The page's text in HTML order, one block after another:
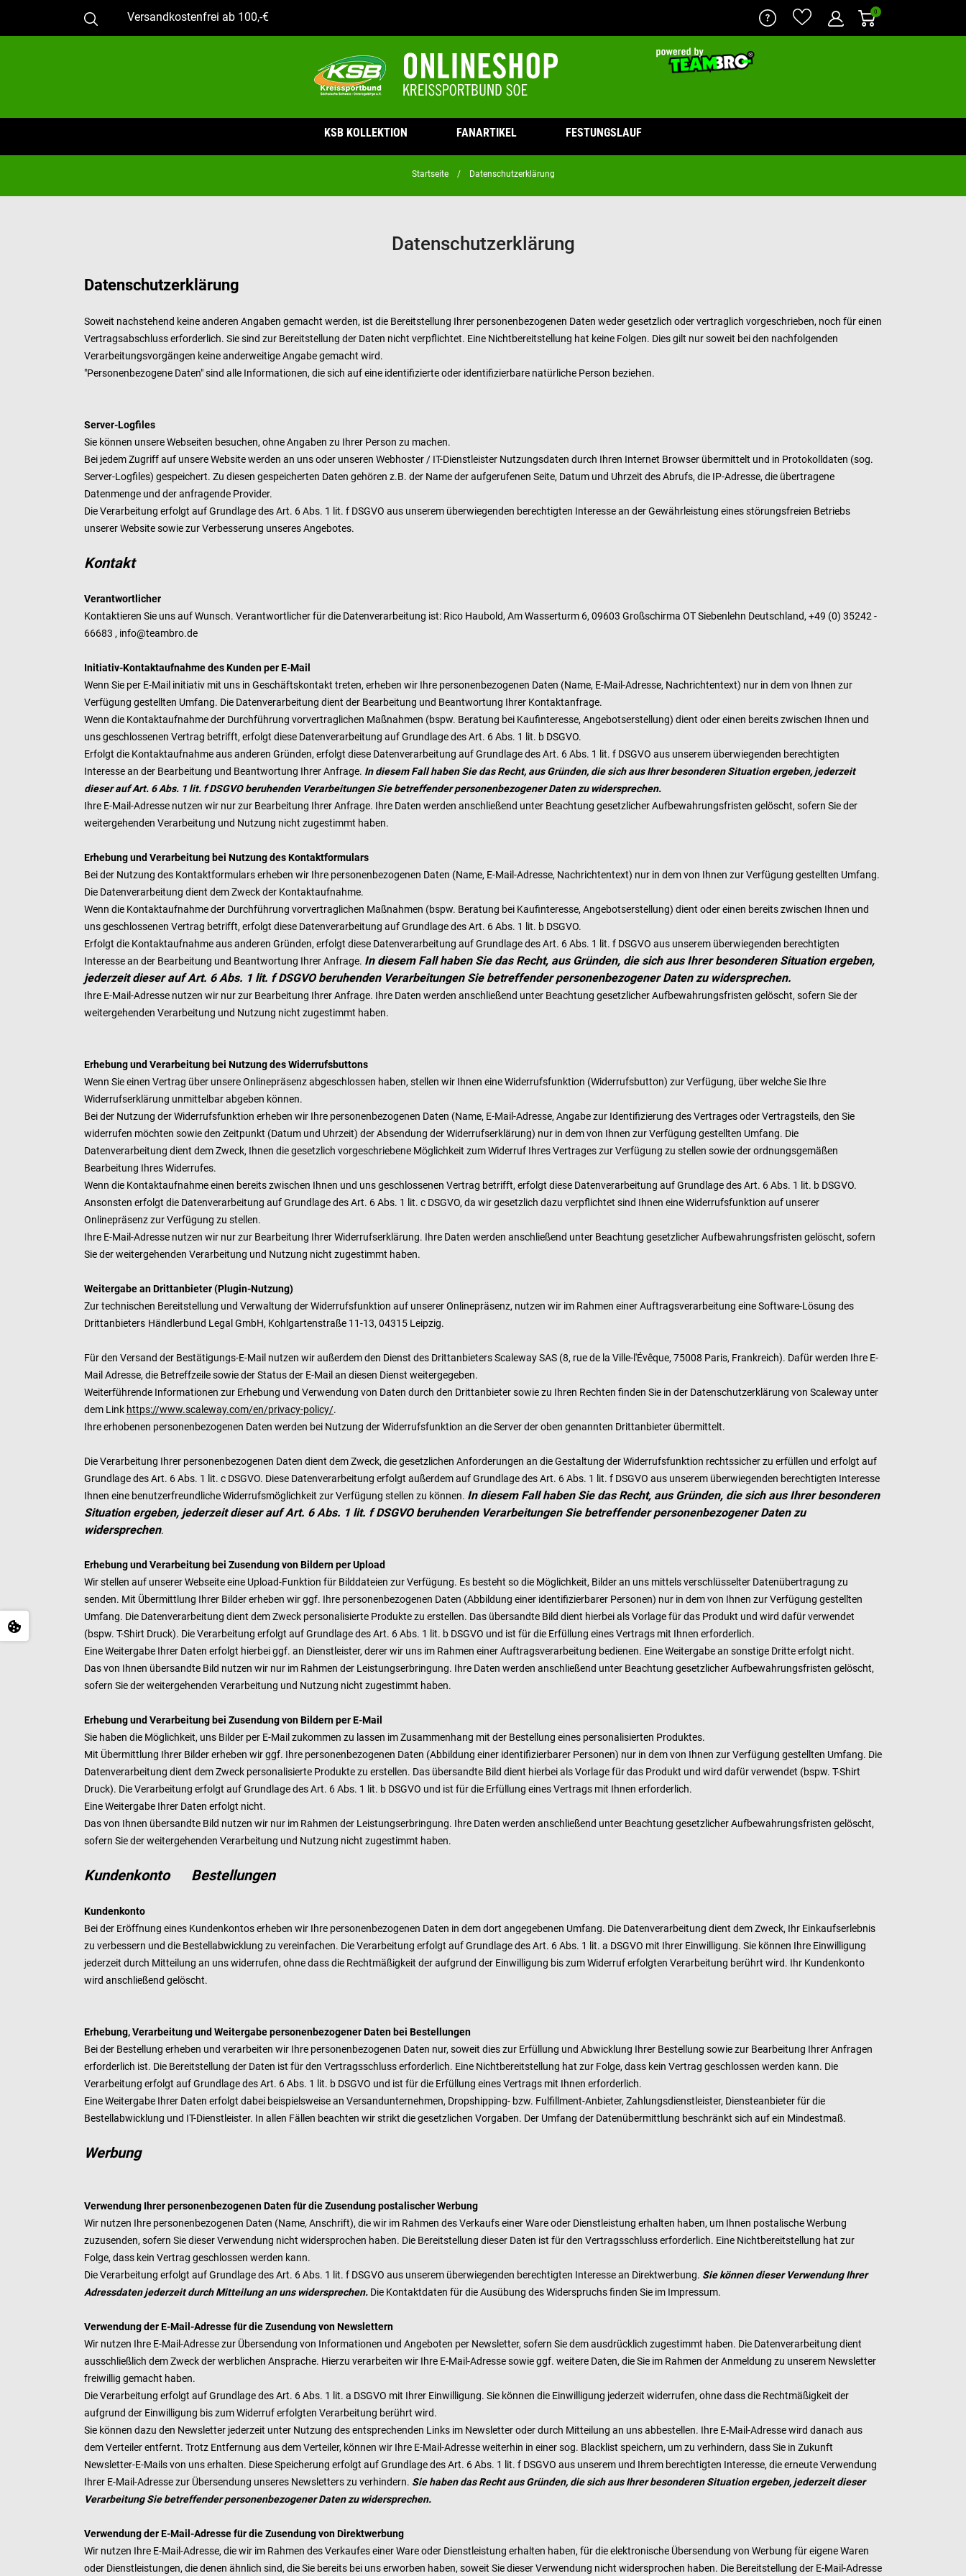
Versandkostenfrei ab 100,-€ 0
KSB KOLLEKTION FANARTIKEL FESTUNGSLAUF
Startseite Datenschutzerklärung
Datenschutzerklärung
Datenschutzerklärung
Soweit nachstehend keine anderen Angaben gemacht werden, ist die Bereitstellung Ihrer personenbezogenen Daten weder gesetzlich oder vertraglich vorgeschrieben, noch für einen
Vertragsabschluss erforderlich. Sie sind zur Bereitstellung der Daten nicht verpflichtet. Eine Nichtbereitstellung hat keine Folgen. Dies gilt nur soweit bei den nachfolgenden
Verarbeitungsvorgängen keine anderweitige Angabe gemacht wird.
"Personenbezogene Daten" sind alle Informationen, die sich auf eine identifizierte oder identifizierbare natürliche Person beziehen.
Server-Logfiles
Sie können unsere Webseiten besuchen, ohne Angaben zu Ihrer Person zu machen.
Bei jedem Zugriff auf unsere Website werden an uns oder unseren Webhoster / IT-Dienstleister Nutzungsdaten durch Ihren Internet Browser übermittelt und in Protokolldaten (sog.
Server-Logfiles) gespeichert. Zu diesen gespeicherten Daten gehören z.B. der Name der aufgerufenen Seite, Datum und Uhrzeit des Abrufs, die IP-Adresse, die übertragene
Datenmenge und der anfragende Provider.
Die Verarbeitung erfolgt auf Grundlage des Art. 6 Abs. 1 lit. f DSGVO aus unserem überwiegenden berechtigten Interesse an der Gewährleistung eines störungsfreien Betriebs
unserer Website sowie zur Verbesserung unseres Angebotes.
Kontakt
Verantwortlicher
Kontaktieren Sie uns auf Wunsch. Verantwortlicher für die Datenverarbeitung ist: Rico Haubold, Am Wasserturm 6, 09603 Großschirma OT Siebenlehn Deutschland, +49 (0) 35242 -
66683 , info@teambro.de
Initiativ-Kontaktaufnahme des Kunden per E-Mail
Wenn Sie per E-Mail initiativ mit uns in Geschäftskontakt treten, erheben wir Ihre personenbezogenen Daten (Name, E-Mail-Adresse, Nachrichtentext) nur in dem von Ihnen zur
Verfügung gestellten Umfang. Die Datenverarbeitung dient der Bearbeitung und Beantwortung Ihrer Kontaktanfrage.
Wenn die Kontaktaufnahme der Durchführung vorvertraglichen Maßnahmen (bspw. Beratung bei Kaufinteresse, Angebotserstellung) dient oder einen bereits zwischen Ihnen und
uns geschlossenen Vertrag betrifft, erfolgt diese Datenverarbeitung auf Grundlage des Art. 6 Abs. 1 lit. b DSGVO.
Erfolgt die Kontaktaufnahme aus anderen Gründen, erfolgt diese Datenverarbeitung auf Grundlage des Art. 6 Abs. 1 lit. f DSGVO aus unserem überwiegenden berechtigten
Interesse an der Bearbeitung und Beantwortung Ihrer Anfrage. In diesem Fall haben Sie das Recht, aus Gründen, die sich aus Ihrer besonderen Situation ergeben, jederzeit
dieser auf Art. 6 Abs. 1 lit. f DSGVO beruhenden Verarbeitungen Sie betreffender personenbezogener Daten zu widersprechen.
Ihre E-Mail-Adresse nutzen wir nur zur Bearbeitung Ihrer Anfrage. Ihre Daten werden anschließend unter Beachtung gesetzlicher Aufbewahrungsfristen gelöscht, sofern Sie der
weitergehenden Verarbeitung und Nutzung nicht zugestimmt haben.
Erhebung und Verarbeitung bei Nutzung des Kontaktformulars
Bei der Nutzung des Kontaktformulars erheben wir Ihre personenbezogenen Daten (Name, E-Mail-Adresse, Nachrichtentext) nur in dem von Ihnen zur Verfügung gestellten Umfang.
Die Datenverarbeitung dient dem Zweck der Kontaktaufnahme.
Wenn die Kontaktaufnahme der Durchführung vorvertraglichen Maßnahmen (bspw. Beratung bei Kaufinteresse, Angebotserstellung) dient oder einen bereits zwischen Ihnen und
uns geschlossenen Vertrag betrifft, erfolgt diese Datenverarbeitung auf Grundlage des Art. 6 Abs. 1 lit. b DSGVO.
Erfolgt die Kontaktaufnahme aus anderen Gründen, erfolgt diese Datenverarbeitung auf Grundlage des Art. 6 Abs. 1 lit. f DSGVO aus unserem überwiegenden berechtigten
Interesse an der Bearbeitung und Beantwortung Ihrer Anfrage. In diesem Fall haben Sie das Recht, aus Gründen, die sich aus Ihrer besonderen Situation ergeben,
jederzeit dieser auf Art. 6 Abs. 1 lit. f DSGVO beruhenden Verarbeitungen Sie betreffender personenbezogener Daten zu widersprechen.
Ihre E-Mail-Adresse nutzen wir nur zur Bearbeitung Ihrer Anfrage. Ihre Daten werden anschließend unter Beachtung gesetzlicher Aufbewahrungsfristen gelöscht, sofern Sie der
weitergehenden Verarbeitung und Nutzung nicht zugestimmt haben.
Erhebung und Verarbeitung bei Nutzung des Widerrufsbuttons
Wenn Sie einen Vertrag über unsere Onlinepräsenz abgeschlossen haben, stellen wir Ihnen eine Widerrufsfunktion (Widerrufsbutton) zur Verfügung, über welche Sie Ihre
Widerrufserklärung unmittelbar abgeben können.
Bei der Nutzung der Widerrufsfunktion erheben wir Ihre personenbezogenen Daten (Name, E-Mail-Adresse, Angabe zur Identifizierung des Vertrages oder Vertragsteils, den Sie
widerrufen möchten sowie den Zeitpunkt (Datum und Uhrzeit) der Absendung der Widerrufserklärung) nur in dem von Ihnen zur Verfügung gestellten Umfang. Die
Datenverarbeitung dient dem Zweck, Ihnen die gesetzlich vorgeschriebene Möglichkeit zum Widerruf Ihres Vertrages zur Verfügung zu stellen sowie der ordnungsgemäßen
Bearbeitung Ihres Widerrufes.
Wenn die Kontaktaufnahme einen bereits zwischen Ihnen und uns geschlossenen Vertrag betrifft, erfolgt diese Datenverarbeitung auf Grundlage des Art. 6 Abs. 1 lit. b DSGVO.
Ansonsten erfolgt die Datenverarbeitung auf Grundlage des Art. 6 Abs. 1 lit. c DSGVO, da wir gesetzlich dazu verpflichtet sind Ihnen eine Widerrufsfunktion auf unserer
Onlinepräsenz zur Verfügung zu stellen.
Ihre E-Mail-Adresse nutzen wir nur zur Bearbeitung Ihrer Widerrufserklärung. Ihre Daten werden anschließend unter Beachtung gesetzlicher Aufbewahrungsfristen gelöscht, sofern
Sie der weitergehenden Verarbeitung und Nutzung nicht zugestimmt haben.
Weitergabe an Drittanbieter (Plugin-Nutzung)
Zur technischen Bereitstellung und Verwaltung der Widerrufsfunktion auf unserer Onlinepräsenz, nutzen wir im Rahmen einer Auftragsverarbeitung eine Software-Lösung des
Drittanbieters Händlerbund Legal GmbH, Kohlgartenstraße 11-13, 04315 Leipzig.
Für den Versand der Bestätigungs-E-Mail nutzen wir außerdem den Dienst des Drittanbieters Scaleway SAS (8, rue de la Ville-l'Évêque, 75008 Paris, Frankreich). Dafür werden Ihre E-
Mail Adresse, die Betreffzeile sowie der Status der E-Mail an diesen Dienst weitergegeben.
Weiterführende Informationen zur Erhebung und Verwendung von Daten durch den Drittanbieter sowie zu Ihren Rechten finden Sie in der Datenschutzerklärung von Scaleway unter
dem Link https://www.scaleway.com/en/privacy-policy/.
Ihre erhobenen personenbezogenen Daten werden bei Nutzung der Widerrufsfunktion an die Server der oben genannten Drittanbieter übermittelt.
Die Verarbeitung Ihrer personenbezogenen Daten dient dem Zweck, die gesetzlichen Anforderungen an die Gestaltung der Widerrufsfunktion rechtssicher zu erfüllen und erfolgt auf
Grundlage des Art. 6 Abs. 1 lit. c DSGVO. Diese Datenverarbeitung erfolgt außerdem auf Grundlage des Art. 6 Abs. 1 lit. f DSGVO aus unserem überwiegenden berechtigten Interesse
Ihnen eine benutzerfreundliche Widerrufsmöglichkeit zur Verfügung stellen zu können. In diesem Fall haben Sie das Recht, aus Gründen, die sich aus Ihrer besonderen
Situation ergeben, jederzeit dieser auf Art. 6 Abs. 1 lit. f DSGVO beruhenden Verarbeitungen Sie betreffender personenbezogener Daten zu
widersprechen.
Erhebung und Verarbeitung bei Zusendung von Bildern per Upload
Wir stellen auf unserer Webseite eine Upload-Funktion für Bilddateien zur Verfügung. Es besteht so die Möglichkeit, Bilder an uns mittels verschlüsselter Datenübertragung zu
senden. Mit Übermittlung Ihrer Bilder erheben wir ggf. Ihre personenbezogenen Daten (Abbildung einer identifizierbarer Personen) nur in dem von Ihnen zur Verfügung gestellten
Umfang. Die Datenverarbeitung dient dem Zweck personalisierte Produkte zu erstellen. Das übersandte Bild dient hierbei als Vorlage für das Produkt und wird dafür verwendet
(bspw. T-Shirt Druck). Die Verarbeitung erfolgt auf Grundlage des Art. 6 Abs. 1 lit. b DSGVO und ist für die Erfüllung eines Vertrags mit Ihnen erforderlich.
Eine Weitergabe Ihrer Daten erfolgt hierbeiggf. an Dienstleister, derer wir uns im Rahmen einer Auftragsverarbeitung bedienen. Eine Weitergabe an sonstige Dritte erfolgt nicht.
Das von Ihnen übersandte Bild nutzen wir nur im Rahmen der Leistungserbringung. Ihre Daten werden anschließend unter Beachtung gesetzlicher Aufbewahrungsfristen gelöscht,
sofern Sie der weitergehenden Verarbeitung und Nutzung nicht zugestimmt haben.
Erhebung und Verarbeitung bei Zusendung von Bildern per E-Mail
Sie haben die Möglichkeit, uns Bilder per E-Mail zukommen zu lassen im Zusammenhang mit der Bestellung eines personalisierten Produktes.
Mit Übermittlung Ihrer Bilder erheben wir ggf. Ihre personenbezogenen Daten (Abbildung einer identifizierbarer Personen) nur in dem von Ihnen zur Verfügung gestellten Umfang. Die
Datenverarbeitung dient dem Zweck personalisierte Produkte zu erstellen. Das übersandte Bild dient hierbei als Vorlage für das Produkt und wird dafür verwendet (bspw. T-Shirt
Druck). Die Verarbeitung erfolgt auf Grundlage des Art. 6 Abs. 1 lit. b DSGVO und ist für die Erfüllung eines Vertrags mit Ihnen erforderlich.
Eine Weitergabe Ihrer Daten erfolgt nicht.
Das von Ihnen übersandte Bild nutzen wir nur im Rahmen der Leistungserbringung. Ihre Daten werden anschließend unter Beachtung gesetzlicher Aufbewahrungsfristen gelöscht,
sofern Sie der weitergehenden Verarbeitung und Nutzung nicht zugestimmt haben.
Kundenkonto Bestellungen
Kundenkonto
Bei der Eröffnung eines Kundenkontos erheben wir Ihre personenbezogenen Daten in dem dort angegebenen Umfang. Die Datenverarbeitung dient dem Zweck, Ihr Einkaufserlebnis
zu verbessern und die Bestellabwicklung zu vereinfachen. Die Verarbeitung erfolgt auf Grundlage des Art. 6 Abs. 1 lit. a DSGVO mit Ihrer Einwilligung. Sie können Ihre Einwilligung
jederzeit durch Mitteilung an uns widerrufen, ohne dass die Rechtmäßigkeit der aufgrund der Einwilligung bis zum Widerruf erfolgten Verarbeitung berührt wird. Ihr Kundenkonto
wird anschließend gelöscht.
Erhebung, Verarbeitung und Weitergabe personenbezogener Daten bei Bestellungen
Bei der Bestellung erheben und verarbeiten wir Ihre personenbezogenen Daten nur, soweit dies zur Erfüllung und Abwicklung Ihrer Bestellung sowie zur Bearbeitung Ihrer Anfragen
erforderlich ist. Die Bereitstellung der Daten ist für den Vertragsschluss erforderlich. Eine Nichtbereitstellung hat zur Folge, dass kein Vertrag geschlossen werden kann. Die
Verarbeitung erfolgt auf Grundlage des Art. 6 Abs. 1 lit. b DSGVO und ist für die Erfüllung eines Vertrags mit Ihnen erforderlich.
Eine Weitergabe Ihrer Daten erfolgt dabei beispielsweise an Versandunternehmen, Dropshipping- bzw. Fulfillment-Anbieter, Zahlungsdienstleister, Diensteanbieter für die
Bestellabwicklung und IT-Dienstleister. In allen Fällen beachten wir strikt die gesetzlichen Vorgaben. Der Umfang der Datenübermittlung beschränkt sich auf ein Mindestmaß.
Werbung
Verwendung Ihrer personenbezogenen Daten für die Zusendung postalischer Werbung
Wir nutzen Ihre personenbezogenen Daten (Name, Anschrift), die wir im Rahmen des Verkaufs einer Ware oder Dienstleistung erhalten haben, um Ihnen postalische Werbung
zuzusenden, sofern Sie dieser Verwendung nicht widersprochen haben. Die Bereitstellung dieser Daten ist für den Vertragsschluss erforderlich. Eine Nichtbereitstellung hat zur
Folge, dass kein Vertrag geschlossen werden kann.
Die Verarbeitung erfolgt auf Grundlage des Art. 6 Abs. 1 lit. f DSGVO aus unserem überwiegenden berechtigten Interesse an Direktwerbung. Sie können dieser Verwendung Ihrer
Adressdaten jederzeit durch Mitteilung an uns widersprechen. Die Kontaktdaten für die Ausübung des Widerspruchs finden Sie im Impressum.
Verwendung der E-Mail-Adresse für die Zusendung von Newslettern
Wir nutzen Ihre E-Mail-Adresse zur Übersendung von Informationen und Angeboten per Newsletter, sofern Sie dem ausdrücklich zugestimmt haben. Die Datenverarbeitung dient
ausschließlich dem Zweck der werblichen Ansprache. Hierzu verarbeiten wir Ihre E-Mail-Adresse sowie ggf. weitere Daten, die Sie im Rahmen der Anmeldung zu unserem Newsletter
freiwillig gemacht haben.
Die Verarbeitung erfolgt auf Grundlage des Art. 6 Abs. 1 lit. a DSGVO mit Ihrer Einwilligung. Sie können die Einwilligung jederzeit widerrufen, ohne dass die Rechtmäßigkeit der
aufgrund der Einwilligung bis zum Widerruf erfolgten Verarbeitung berührt wird.
Sie können dazu den Newsletter jederzeit unter Nutzung des entsprechenden Links im Newsletter oder durch Mitteilung an uns abbestellen. Ihre E-Mail-Adresse wird danach aus
dem Verteiler entfernt. Trotz Entfernung aus dem Verteiler, können wir Ihre E-Mail-Adresse weiterhin in einer sog. Blacklist speichern, um zu verhindern, dass Sie in Zukunft
Newsletter-E-Mails von uns erhalten. Diese Speicherung erfolgt auf Grundlage des Art. 6 Abs. 1 lit. f DSGVO aus unserem und Ihrem berechtigten Interesse, die erneute Verwendung
Ihrer E-Mail-Adresse zur Übersendung unseres Newsletters zu verhindern. Sie haben das Recht aus Gründen, die sich aus Ihrer besonderen Situation ergeben, jederzeit dieser
Verarbeitung Sie betreffender personenbezogener Daten zu widersprechen.
Verwendung der E-Mail-Adresse für die Zusendung von Direktwerbung
Wir nutzen Ihre E-Mail-Adresse, die wir im Rahmen des Verkaufes einer Ware oder Dienstleistung erhalten haben, für die elektronische Übersendung von Werbung für eigene Waren
oder Dienstleistungen, die denen ähnlich sind, die Sie bereits bei uns erworben haben, soweit Sie dieser Verwendung nicht widersprochen haben. Die Bereitstellung der E-Mail-Adresse